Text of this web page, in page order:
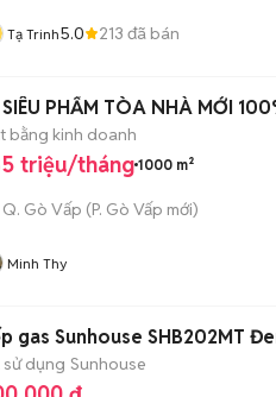
Tạ Trinh5.0 213 đã bán
SIÊU PHẨM TÒA NHÀ MỚI
bằng kinh doanh
triệu/tháng1000 m²
Q. Gò Vấp (P. Gò Vấp mới)
Minh Thy
gas Sunhouse SHB202MT
dụng Sunhouse